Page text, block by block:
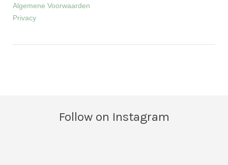
Algemene Voorwaarden
Privacy
Follow on Instagram